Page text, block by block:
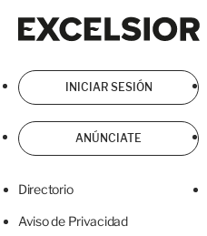
INICIAR SESIÓN
ANÚNCIATE
Directorio
Aviso de Privacidad